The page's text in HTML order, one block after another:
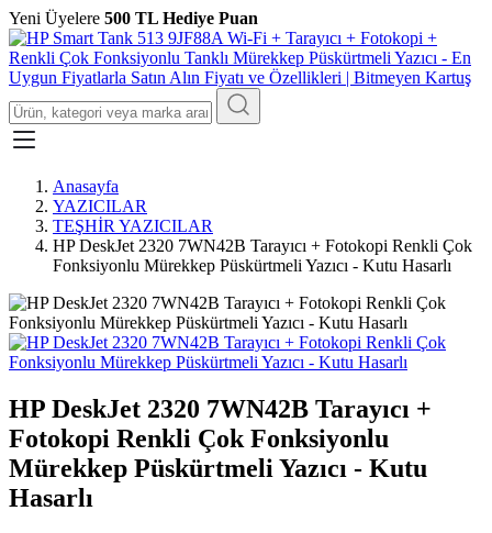
Yeni Üyelere 500 TL Hediye Puan
Anasayfa
YAZICILAR
TEŞHİR YAZICILAR
HP DeskJet 2320 7WN42B Tarayıcı + Fotokopi Renkli Çok
Fonksiyonlu Mürekkep Püskürtmeli Yazıcı - Kutu Hasarlı
HP DeskJet 2320 7WN42B Tarayıcı +
Fotokopi Renkli Çok Fonksiyonlu
Mürekkep Püskürtmeli Yazıcı - Kutu
Hasarlı